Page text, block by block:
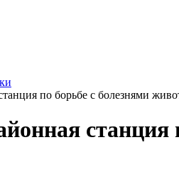
по борьбе с болезнями